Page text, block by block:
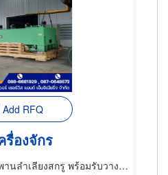
Add RFQ
รื่องจักร
ออกแบบติดตั้งระบบสายพานลำเลียงสกรู พร้อมรับวางระบบดูดฝุ่นโรงงาน